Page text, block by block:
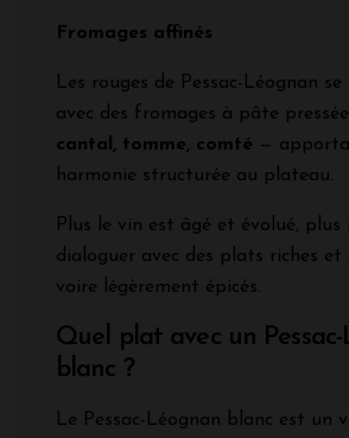
Fromages affinés
Les rouges de Pessac-Léognan
avec des fromages à pâte
cantal, tomme, comté —
harmonie structurée au plateau.
Plus le vin est âgé et évolué, plus
dialoguer avec des plats riches et
voire légèrement épicés.
Quel plat avec un
blanc ?
Le Pessac-Léognan blanc est un